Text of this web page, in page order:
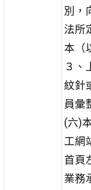
別，
法所
本（
３、
紋針
員彙
(六)
工網
首頁
業務